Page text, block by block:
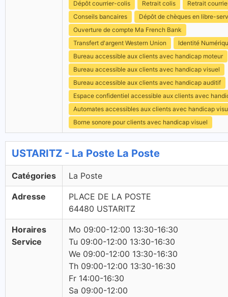
Dépôt courrier-colis
Retrait colis
Retrait
Conseils bancaires
Dépôt de chèques en libre-
Ouverture de compte Ma French Bank
Transfert d'argent Western Union
Identité
Bureau accessible aux clients avec handicap moteur
Bureau accessible aux clients avec handicap visuel
Bureau accessible aux clients avec handicap auditif
Espace confidentiel accessible aux clients avec
Automates accessibles aux clients avec handicap
Borne sonore pour clients avec handicap visuel
USTARITZ - La Poste La Poste
Catégories La Poste
Adresse
PLACE DE LA POSTE
64480 USTARITZ
Horaires
Service
Mo 09:00-12:00 13:30-16:30
Tu 09:00-12:00 13:30-16:30
We 09:00-12:00 13:30-16:30
Th 09:00-12:00 13:30-16:30
Fr 14:00-16:30
Sa 09:00-12:00